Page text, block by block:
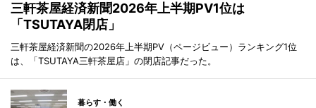
三軒茶屋経済新聞2026年上半期PV1位は
「TSUTAYA閉店」
三軒茶屋経済新聞の2026年上半期PV（ページビュー）ランキング1位
は、「TSUTAYA三軒茶屋店」の閉店記事だった。
暮らす・働く